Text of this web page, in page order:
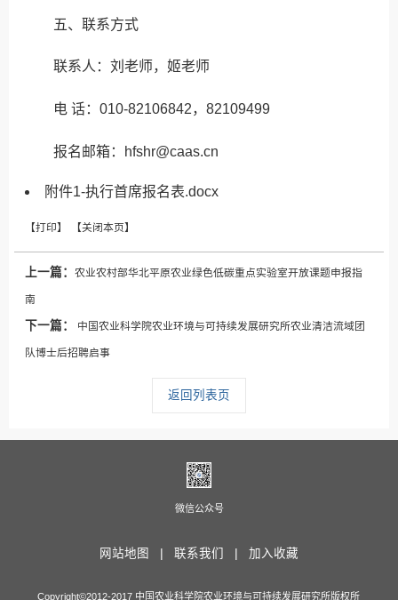
五、联系方式
联系人：刘老师，姬老师
电 话：010-82106842，82109499
报名邮箱：hfshr@caas.cn
附件1-执行首席报名表.docx
上一篇：农业农村部华北平原农业绿色低碳重点实验室开放课题申报指
南
下一篇： 中国农业科学院农业环境与可持续发展研究所农业清洁流域团
队博士后招聘启事
返回列表页
微信公众号
网站地图 | 联系我们 | 加入收藏
Copyright©2012-2017 中国农业科学院农业环境与可持续发展研究所版权所